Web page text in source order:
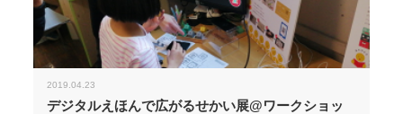
2019.04.23
デジタルえほんで広がるせかい展@ワークショッ